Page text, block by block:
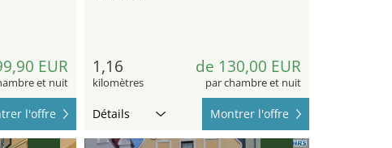
EUR
et nuit
l'offre
1,16
kilomètres
de 130,00 EUR
par chambre et nuit
Détails Montrer l'offre